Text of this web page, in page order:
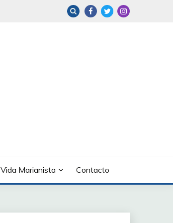
Vida Marianista Contacto